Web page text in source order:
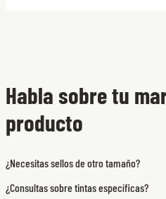
Habla sobre tu
producto
¿Necesitas sellos de otro tamaño?
¿Consultas sobre tintas específicas?